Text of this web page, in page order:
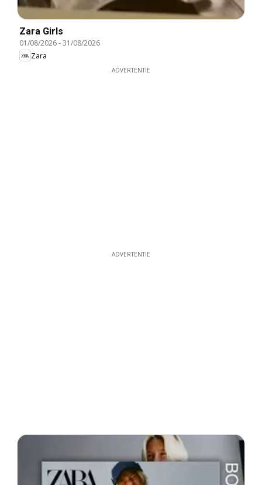
Zara Girls
01/08/2026-31/08/2026
Zara
ADVERTENTIE
ADVERTENTIE